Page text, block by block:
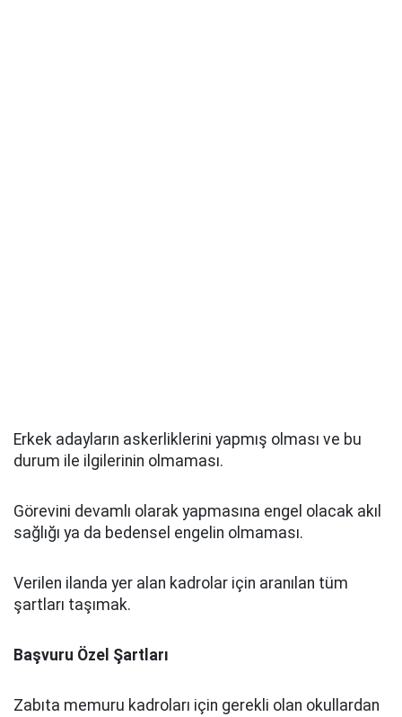
Erkek adayların askerliklerini yapmış olması ve bu
durum ile ilgilerinin olmaması.
Görevini devamlı olarak yapmasına engel olacak akıl
sağlığı ya da bedensel engelin olmaması.
Verilen ilanda yer alan kadrolar için aranılan tüm
şartları taşımak.
Başvuru Özel Şartları
Zabıta memuru kadroları için gerekli olan okullardan